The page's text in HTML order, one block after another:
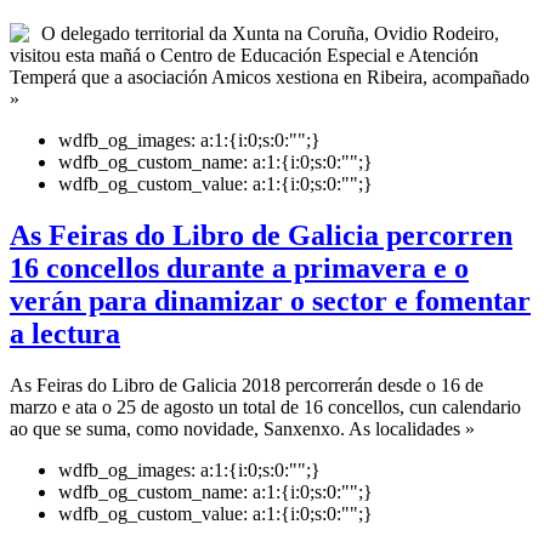
O delegado territorial da Xunta na Coruña, Ovidio Rodeiro,
visitou esta mañá o Centro de Educación Especial e Atención
Temperá que a asociación Amicos xestiona en Ribeira, acompañado
»
wdfb_og_images: a:1:{i:0;s:0:"";}
wdfb_og_custom_name: a:1:{i:0;s:0:"";}
wdfb_og_custom_value: a:1:{i:0;s:0:"";}
As Feiras do Libro de Galicia percorren
16 concellos durante a primavera e o
verán para dinamizar o sector e fomentar
a lectura
As Feiras do Libro de Galicia 2018 percorrerán desde o 16 de
marzo e ata o 25 de agosto un total de 16 concellos, cun calendario
ao que se suma, como novidade, Sanxenxo. As localidades »
wdfb_og_images: a:1:{i:0;s:0:"";}
wdfb_og_custom_name: a:1:{i:0;s:0:"";}
wdfb_og_custom_value: a:1:{i:0;s:0:"";}